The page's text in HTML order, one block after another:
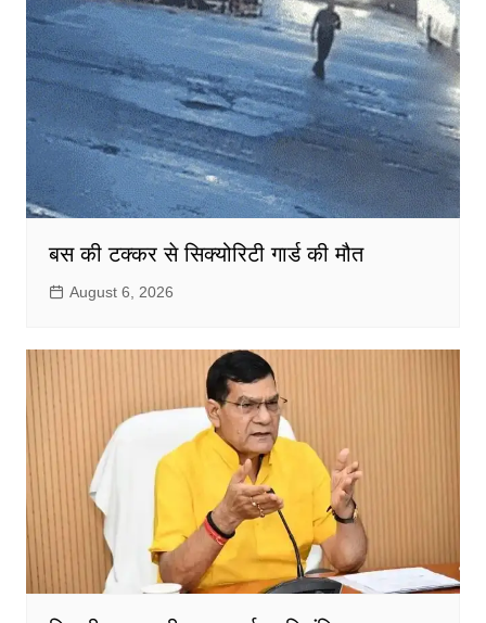
बस की टक्कर से सिक्योरिटी गार्ड की मौत
August 6, 2026